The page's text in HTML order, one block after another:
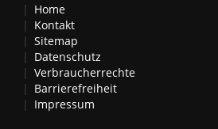
Home
Kontakt
Sitemap
Datenschutz
Verbraucherrechte
Barrierefreiheit
Impressum